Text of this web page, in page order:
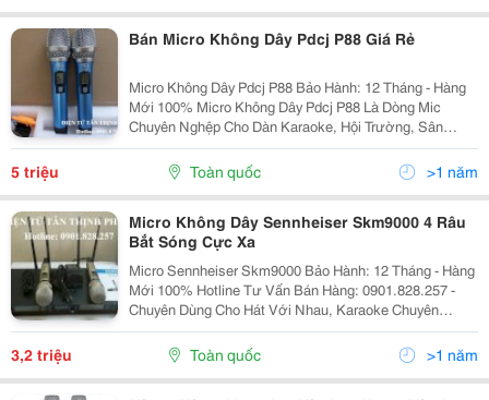
Bán Micro Không Dây Pdcj P88 Giá Rẻ
Micro Không Dây Pdcj P88 Bảo Hành: 12 Tháng - Hàng
Mới 100% Micro Không Dây Pdcj P88 Là Dòng Mic
Chuyên Nghệp Cho Dàn Karaoke, Hội Trường, Sân
Khấu Biểu Diễn, Chương Trình Ca Nhạc&Hellip;Micro
Không Dây Pdcj P88 Được Trang Bị Nhiề
5 triệu Toàn quốc >1 năm
Micro Không Dây Sennheiser Skm9000 4 Râu
Bắt Sóng Cực Xa
Micro Sennheiser Skm9000 Bảo Hành: 12 Tháng - Hàng
Mới 100% Hotline Tư Vấn Bán Hàng: 0901.828.257 -
Chuyên Dùng Cho Hát Với Nhau, Karaoke Chuyên
Nghiệp Và Gia Đình, Hội Trường, Kịch Nói, Giảng
Dạy&Hellip; - Màn Hình Hiển Thị Lcd. - Đáp Ứng...
3,2 triệu Toàn quốc >1 năm